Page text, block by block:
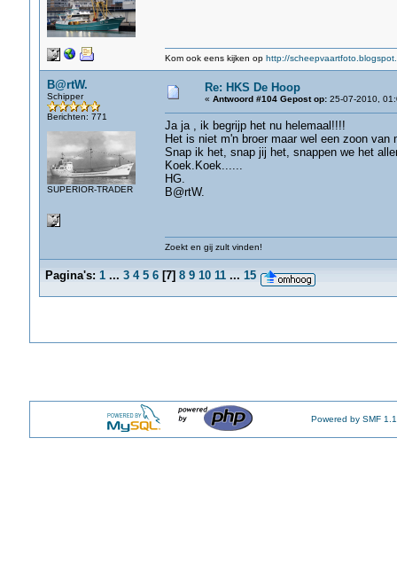
Kom ook eens kijken op http://
B@rtW.
Schipper
Berichten: 771
SUPERIOR-TRADER
Re: HKS De Hoop
« Antwoord #104 Gepost op:25-07-2010,
Ja ja , ik begrijp het nu helemaal!!!!
Het is niet m'n broer maar wel een zoon van
Snap ik het, snap jij het, snappen we het
Koek.Koek......
HG.
B@rtW.
Zoekt en gij zult vinden!
Pagina's: 1 ... 3 4 5 6[7] 8 9 10 11 ... 15
Powered by SMF